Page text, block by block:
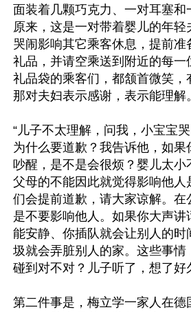
面装着几颗巧克力、一对耳塞和
原来，这是一对带着婴儿的年
哭闹影响其它乘客休息，提前准
礼品，并请空乘送到附近的每一
礼品袋的乘客们，都颔首微笑，
那对夫妇表示感谢，表示能理解。
“儿子不太理解，问我，小宝宝
为什么要道歉？我告诉他，如果
吵醒，是不是会很烦？婴儿太小
父母的不能因此就觉得影响他人
们会提前道歉，请大家谅解。在
是不要影响他人。如果你大声讲
能安静、你插队就会让别人的时
圾就会弄脏别人的家。这些事情
碰到对不对？儿子听了，想了好
第二件事是，梅立学一家人在德